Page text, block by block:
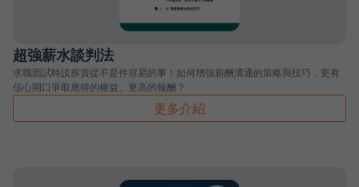
超強薪水談判法
求職面試時談薪資從不是件容易的事！如何增強薪酬溝通的策略與技巧，更有
信心開口爭取應得的權益、更高的報酬？
更多介紹